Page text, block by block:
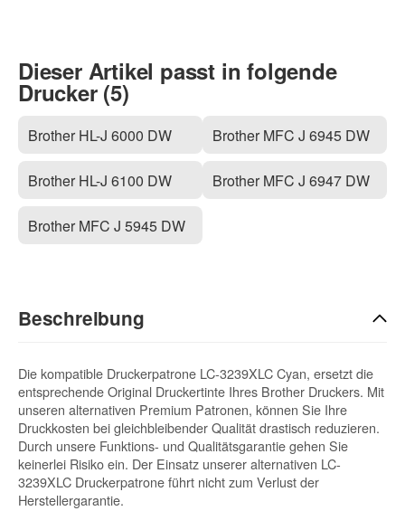
Dieser Artikel passt in folgende
Drucker (5)
Brother HL-J 6000 DW
Brother HL-J 6100 DW
Brother MFC J 5945 DW
Brother MFC J 6945 DW
Brother MFC J 6947 DW
Beschreibung
Die kompatible Druckerpatrone LC-3239XLC Cyan, ersetzt die
entsprechende Original Druckertinte Ihres Brother Druckers. Mit
unseren alternativen Premium Patronen, können Sie Ihre
Druckkosten bei gleichbleibender Qualität drastisch reduzieren.
Durch unsere Funktions- und Qualitätsgarantie gehen Sie
keinerlei Risiko ein. Der Einsatz unserer alternativen LC-
3239XLC Druckerpatrone führt nicht zum Verlust der
Herstellergarantie.